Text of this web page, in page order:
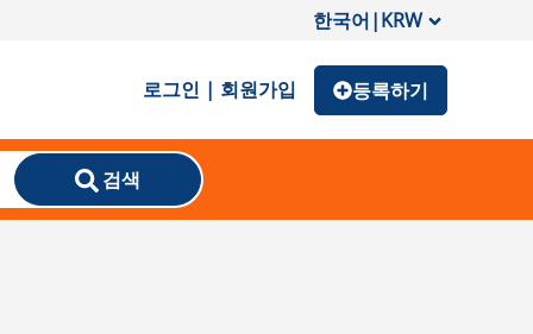
한국어|KRW
로그인 | 회원가입 등록하기
검색